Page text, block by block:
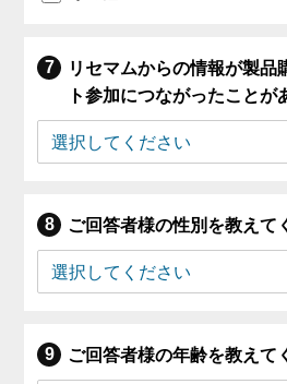
リセマムからの情報が製品
ト参加につながったことが
ご回答者様の性別を教えて
ご回答者様の年齢を教えて